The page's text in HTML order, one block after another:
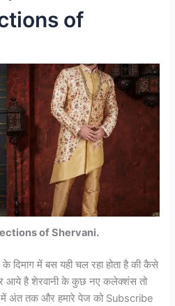
of
of Shervani.
दिमाग में बस यही चल रहा होता है की कैसे
आये है शेरवानी के कुछ नए कलेक्शंस तो
में अंत तक और हमारे पेज को Subscribe